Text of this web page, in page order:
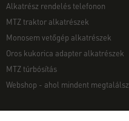
Alkatrész rendelés telefonon
MTZ traktor alkatrészek
Monosem vetőgép alkatrészek
Oros kukorica adapter alkatrészek
MTZ túrbósítás
Webshop - ahol mindent megtalálsz